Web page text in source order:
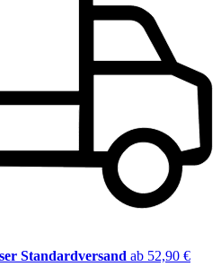
Standardversand ab 52,90 €